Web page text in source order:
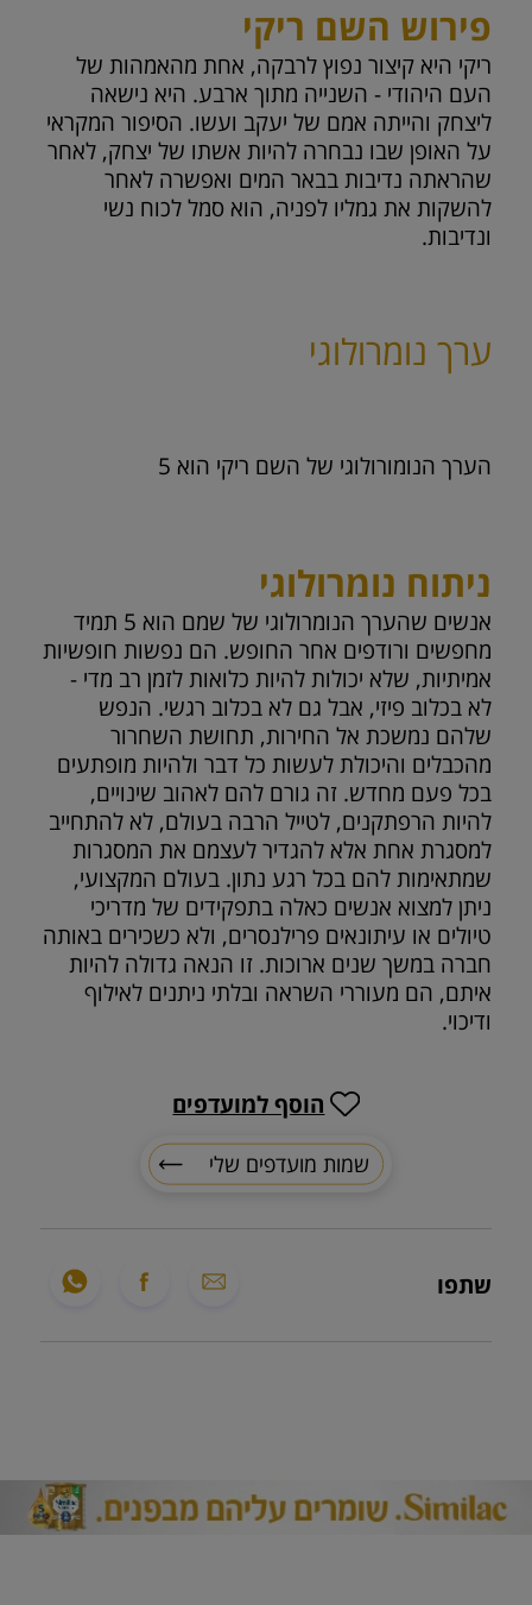
פירוש השם ריקי
ריקי היא קיצור נפוץ לרבקה, אחת מהאמהות של
העם היהודי - השנייה מתוך ארבע. היא נישאה
ליצחק והייתה אמם של יעקב ועשו. הסיפור המקראי
על האופן שבו נבחרה להיות אשתו של יצחק, לאחר
שהראתה נדיבות בבאר המים ואפשרה לאחר
להשקות את גמליו לפניה, הוא סמל לכוח נשי
ונדיבות.
ערך נומרולוגי
הערך הנומורולוגי של השם ריקי הוא 5
ניתוח נומרולוגי
אנשים שהערך הנומרולוגי של שמם הוא 5 תמיד
מחפשים ורודפים אחר החופש. הם נפשות חופשיות
אמיתיות, שלא יכולות להיות כלואות לזמן רב מדי -
לא בכלוב פיזי, אבל גם לא בכלוב רגשי. הנפש
שלהם נמשכת אל החירות, תחושת השחרור
מהכבלים והיכולת לעשות כל דבר ולהיות מופתעים
בכל פעם מחדש. זה גורם להם לאהוב שינויים,
להיות הרפתקנים, לטייל הרבה בעולם, לא להתחייב
למסגרת אחת אלא להגדיר לעצמם את המסגרות
שמתאימות להם בכל רגע נתון. בעולם המקצועי,
ניתן למצוא אנשים כאלה בתפקידים של מדריכי
טיולים או עיתונאים פרילנסרים, ולא כשכירים באותה
חברה במשך שנים ארוכות. זו הנאה גדולה להיות
איתם, הם מעוררי השראה ובלתי ניתנים לאילוף
ודיכוי.
שתפו
שמות מועדפים שלי
הוסף למועדפים